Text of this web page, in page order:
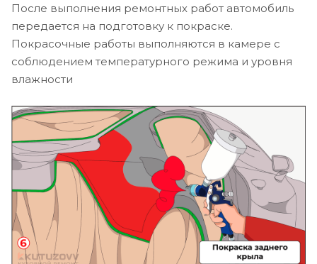
После выполнения ремонтных работ автомобиль
передается на подготовку к покраске.
Покрасочные работы выполняются в камере с
соблюдением температурного режима и уровня
влажности